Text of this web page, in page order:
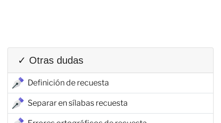
✓ Otras dudas
Definición de recuesta
Separar en sílabas recuesta